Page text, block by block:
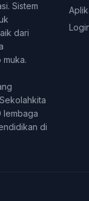
Sistem
dari
lembaga
di